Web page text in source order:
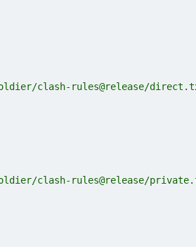
clash-rules@release/
clash-rules@release/